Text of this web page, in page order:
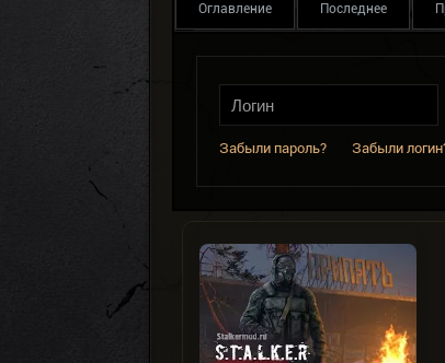
Оглавление Последнее
Забыли пароль? Забыли